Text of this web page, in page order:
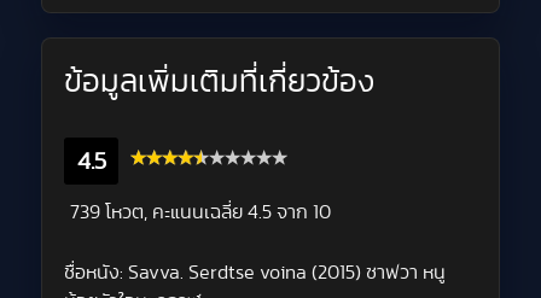
ข้อมูลเพิ่มเติมที่เกี่ยวข้อง
4.5
739 โหวต, คะแนนเฉลี่ย 4.5 จาก 10
ชื่อหนัง: Savva. Serdtse voina (2015) ซาฟวา หนู